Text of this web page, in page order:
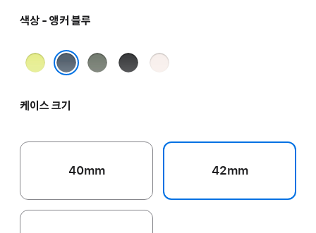
색상 - 앵커 블루
네온
그린
블랙
라이트
케이스 크기
40mm 42mm